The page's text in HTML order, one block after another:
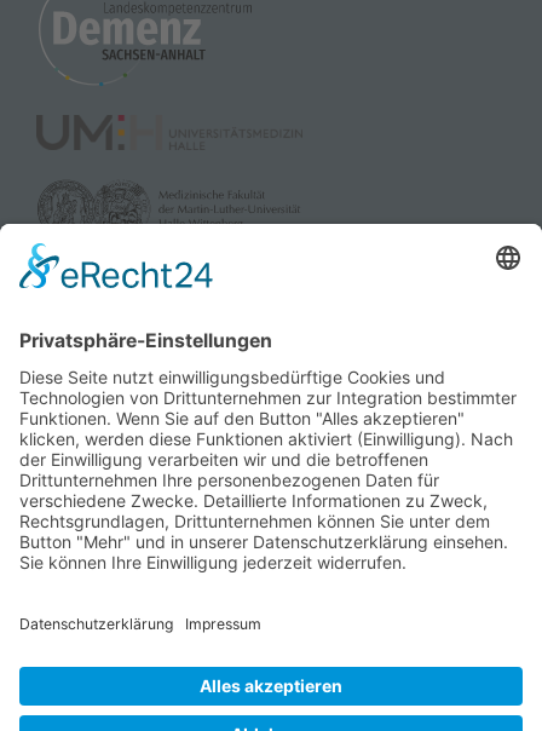
powered by
gefördert durch:
und die Landesverbände der Pflegekassen Sachsen-Anhalt
sowie dem Verband der Privaten Krankenversicherung e.V.
Impressum
Datenschutz
Cookie-Einstellungen